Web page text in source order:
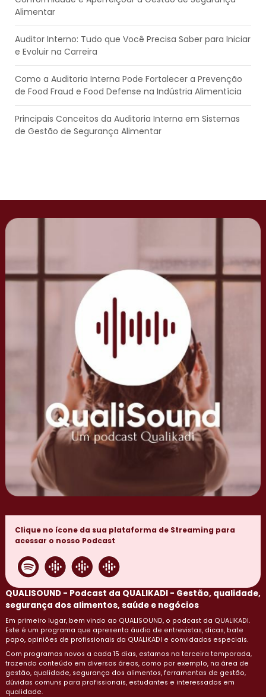
Alimentar
Auditor Interno: Tudo que Você Precisa Saber para Iniciar
e Evoluir na Carreira
Como a Auditoria Interna Pode Fortalecer a Prevenção
de Food Fraud e Food Defense na Indústria Alimentícia
Principais Conceitos da Auditoria Interna em Sistemas
de Gestão de Segurança Alimentar
Clique no ícone da sua plataforma de Streaming para
acessar o nosso Podcast
QUALISOUND - Podcast da QUALIKADI - Gestão, qualidade,
segurança dos alimentos, saúde e negócios
Em primeiro lugar, bem vindo ao QUALISOUND, o podcast da QUALIKADI.
Este é um programa que apresenta áudio de entrevistas, dicas, bate
papo, opiniões de profissionais da QUALIKADI e convidados especiais.
Com programas novos a cada 15 dias, estamos na terceira temporada,
trazendo conteúdo em diversas áreas, como por exemplo, na área de
gestão, qualidade, segurança dos alimentos, ferramentas de gestão,
dúvidas comuns para profissionais, estudantes e interessados em
qualidade.